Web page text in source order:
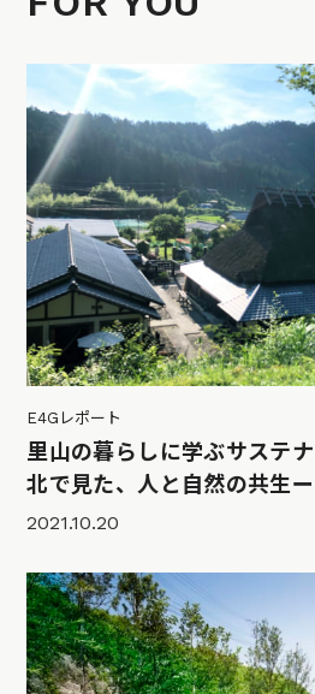
E4Gレポート
里山の暮らしに学ぶサステ
北で見た、人と自然の共生
2021.10.20